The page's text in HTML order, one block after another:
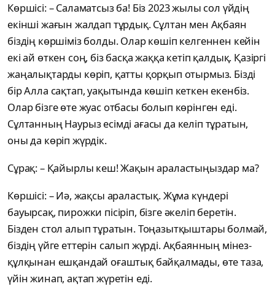
Көршісі: – Саламатсыз ба! Біз 2023 жылы сол үйдің
екінші жағын жалдап тұрдық. Сұлтан мен Ақбаян
біздің көршіміз болды. Олар көшіп келгеннен кейін
екі ай өткен соң, біз басқа жаққа кетіп қалдық. Қазіргі
жаңалықтарды көріп, қатты қорқып отырмыз. Бізді
бір Алла сақтап, уақытында көшіп кеткен екенбіз.
Олар бізге өте жуас отбасы болып көрінген еді.
Сұлтанның Наурыз есімді ағасы да келіп тұратын,
оны да көріп жүрдік.
Сұрақ: – Қайырлы кеш! Жақын араластыңыздар ма?
Көршісі: – Иә, жақсы араластық. Жұма күндері
бауырсақ, пирожки пісіріп, бізге әкеліп беретін.
Бізден стол алып тұратын. Тоңазытқыштары болмай,
біздің үйге еттерін салып жүрді. Ақбаянның мінез-
құлқынан ешқандай оғаштық байқалмады, өте таза,
үйін жинап, ақтап жүретін еді.